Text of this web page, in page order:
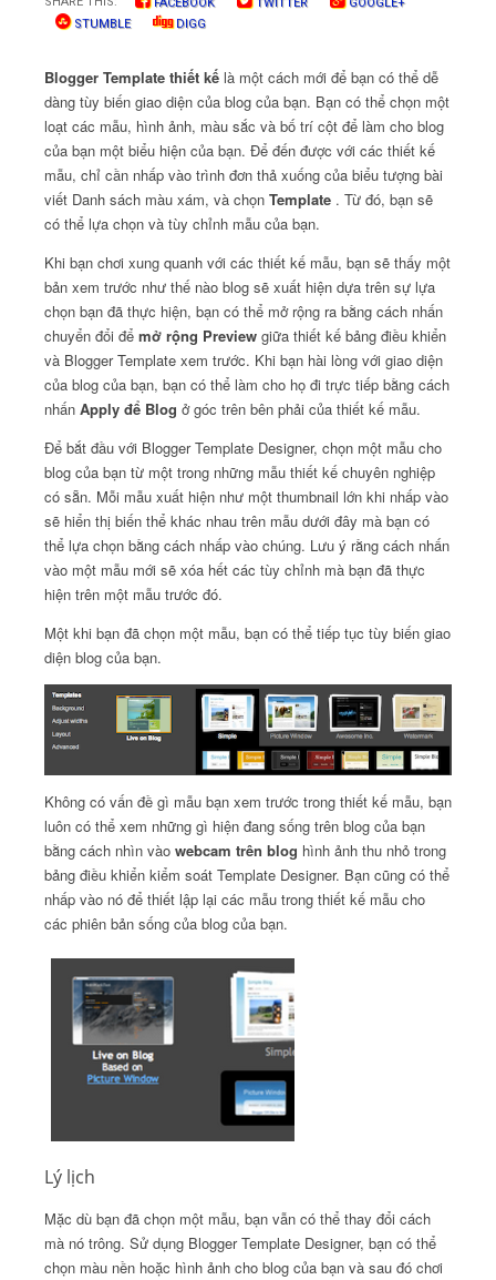
STUMBLE
DIGG
Blogger Template thiết kế là một cách mới để bạn có thể dễ
dàng tùy biến giao diện của blog của bạn. Bạn có thể chọn một
loạt các mẫu, hình ảnh, màu sắc và bố trí cột để làm cho blog
của bạn một biểu hiện của bạn. Để đến được với các thiết kế
mẫu, chỉ cần nhấp vào trình đơn thả xuống của biểu tượng bài
viết Danh sách màu xám, và chọn Template . Từ đó, bạn sẽ
có thể lựa chọn và tùy chỉnh mẫu của bạn.
Khi bạn chơi xung quanh với các thiết kế mẫu, bạn sẽ thấy một
bản xem trước như thế nào blog sẽ xuất hiện dựa trên sự lựa
chọn bạn đã thực hiện, bạn có thể mở rộng ra bằng cách nhấn
chuyển đổi để mở rộng Preview giữa thiết kế bảng điều khiển
và Blogger Template xem trước. Khi bạn hài lòng với giao diện
của blog của bạn, bạn có thể làm cho họ đi trực tiếp bằng cách
nhấn Apply để Blog ở góc trên bên phải của thiết kế mẫu.
Để bắt đầu với Blogger Template Designer, chọn một mẫu cho
blog của bạn từ một trong những mẫu thiết kế chuyên nghiệp
có sẵn. Mỗi mẫu xuất hiện như một thumbnail lớn khi nhấp vào
sẽ hiển thị biến thể khác nhau trên mẫu dưới đây mà bạn có
thể lựa chọn bằng cách nhấp vào chúng. Lưu ý rằng cách nhấn
vào một mẫu mới sẽ xóa hết các tùy chỉnh mà bạn đã thực
hiện trên một mẫu trước đó.
Một khi bạn đã chọn một mẫu, bạn có thể tiếp tục tùy biến giao
diện blog của bạn.
Không có vấn đề gì mẫu bạn xem trước trong thiết kế mẫu, bạn
luôn có thể xem những gì hiện đang sống trên blog của bạn
bằng cách nhìn vào webcam trên blog hình ảnh thu nhỏ trong
bảng điều khiển kiểm soát Template Designer. Bạn cũng có thể
nhấp vào nó để thiết lập lại các mẫu trong thiết kế mẫu cho
các phiên bản sống của blog của bạn.
Lý lịch
Mặc dù bạn đã chọn một mẫu, bạn vẫn có thể thay đổi cách
mà nó trông. Sử dụng Blogger Template Designer, bạn có thể
chọn màu nền hoặc hình ảnh cho blog của bạn và sau đó chơi